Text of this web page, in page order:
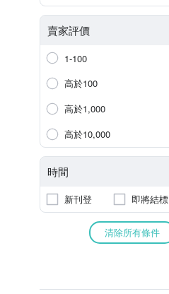
賣家評價
1-100
高於100
高於1,000
高於10,000
時間
新刊登 即將結標
清除所有條件